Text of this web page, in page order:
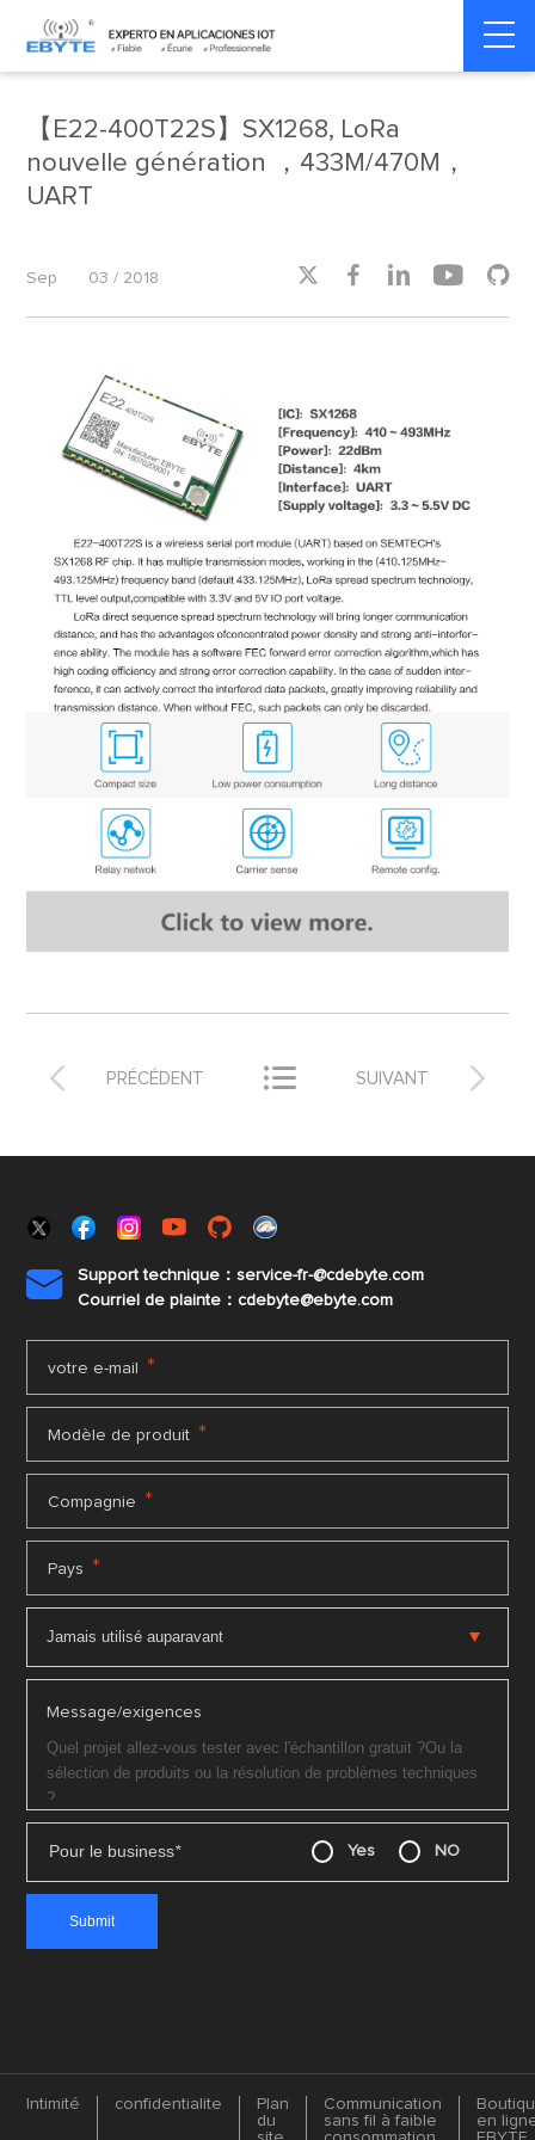
Home > Product dynamics > Product dynamics
【E22-400T22S】SX1268, LoRa
nouvelle génération ，433M/470M，
UART
Sep 03 / 2018     
 PRÉCÉDENT  
SUIVANT

Support technique：service-fr-@cdebyte.com
Courriel de plainte：cdebyte@ebyte.com
votre e-mail *
Modèle de produit *
Compagnie *
Pays *
Message/exigences
Pour le business* Yes NO
Intimité confidentialite
Plan
du
Communication
sans fil à faible
en